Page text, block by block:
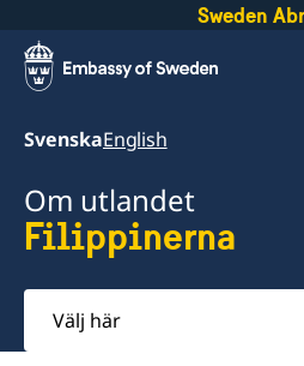
Sweden
SvenskaEnglish
Om utlandet
Filippinerna
Välj
här